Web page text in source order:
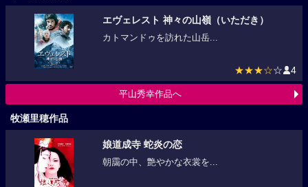
エヴェレスト 神々の山嶺（いただき）
カトマンドゥを訪れた山岳...
★★★☆☆ 4
平山秀幸作品へ
牧瀬里穂作品
娘道成寺 蛇炎の恋
朝靄の中、艶やかな衣裳を...